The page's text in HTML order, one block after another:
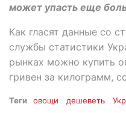
может упасть еще
Как гласят данные со
службы статистики
рынках можно купить
гривен за килограмм,
Теги овощи дешеветь